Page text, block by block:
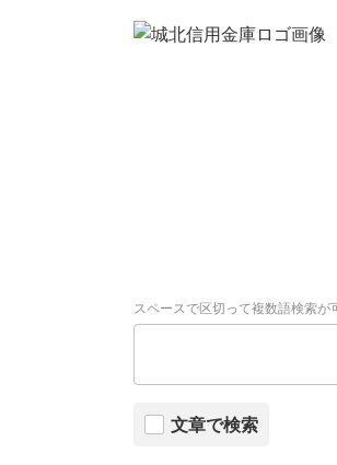
スペースで区切って複数語検索が
文章で検索